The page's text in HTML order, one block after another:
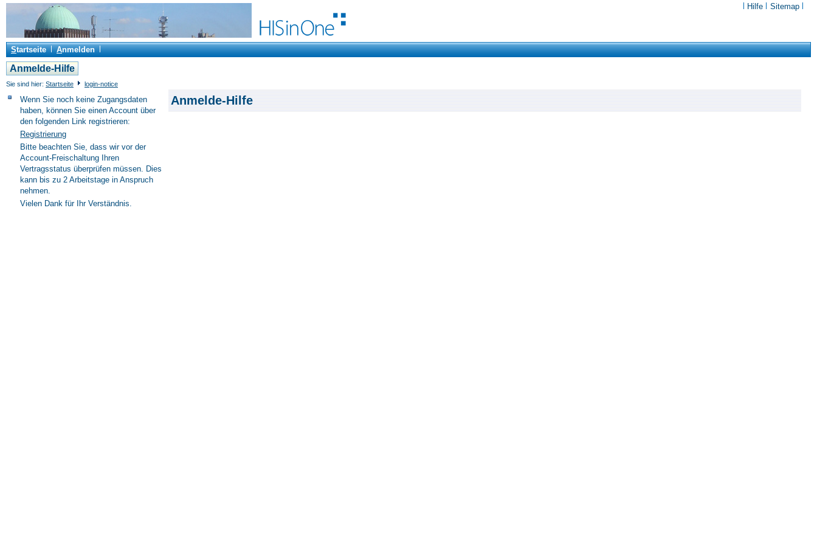
Hilfe Sitemap
Startseite Anmelden
Anmelde-Hilfe
Sie sind hier: Startseite login-notice
Wenn Sie noch keine Zugangsdaten
haben, können Sie einen Account über
den folgenden Link registrieren:
Registrierung
Bitte beachten Sie, dass wir vor der
Account-Freischaltung Ihren
Vertragsstatus überprüfen müssen. Dies
kann bis zu 2 Arbeitstage in Anspruch
nehmen.
Vielen Dank für Ihr Verständnis.
Anmelde-Hilfe